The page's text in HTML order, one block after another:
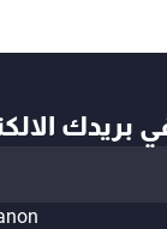
بريدك